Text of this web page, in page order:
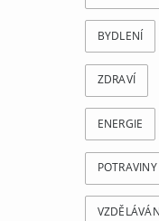
BYDLENÍ
ZDRAVÍ
ENERGIE
POTRAVINY